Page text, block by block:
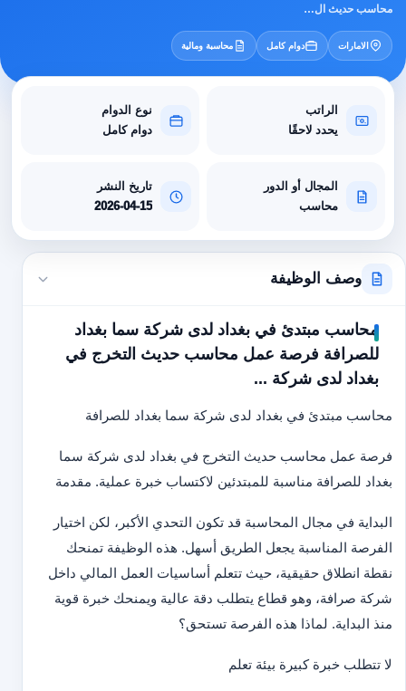
محاسب حديث ال…
الامارات دوام كامل محاسبة ومالية
الراتب
يحدد لاحقًا
نوع الدوام
دوام كامل
المجال أو الدور
محاسب
تاريخ النشر
2026-04-15
وصف الوظيفة
محاسب مبتدئ في بغداد لدى شركة سما بغداد
للصرافة فرصة عمل محاسب حديث التخرج في
بغداد لدى شركة ...
محاسب مبتدئ في بغداد لدى شركة سما بغداد للصرافة
فرصة عمل محاسب حديث التخرج في بغداد لدى شركة سما
بغداد للصرافة مناسبة للمبتدئين لاكتساب خبرة عملية. مقدمة
البداية في مجال المحاسبة قد تكون التحدي الأكبر، لكن اختيار
الفرصة المناسبة يجعل الطريق أسهل. هذه الوظيفة تمنحك
نقطة انطلاق حقيقية، حيث تتعلم أساسيات العمل المالي داخل
شركة صرافة، وهو قطاع يتطلب دقة عالية ويمنحك خبرة قوية
منذ البداية. لماذا هذه الفرصة تستحق؟
لا تتطلب خبرة كبيرة بيئة تعلم